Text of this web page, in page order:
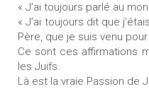
« J’ai toujours parlé au
« J’ai toujours dit que
Père, que je suis venu
Ce sont ces affirmations
les Juifs.
Là est la vraie Passion de